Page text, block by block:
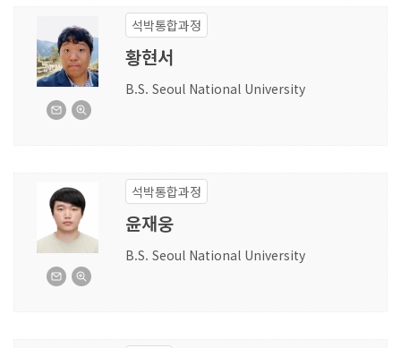
석박통합과정
황현서
B.S. Seoul National University
석박통합과정
윤재웅
B.S. Seoul National University